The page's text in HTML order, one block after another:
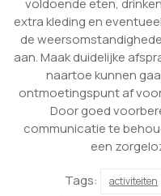
extra kleding en
de
aan. Maak duidelijke
naartoe kunnen
ontmoetingspunt af
Door goed
communicatie te
een
Tags:
activiteiten